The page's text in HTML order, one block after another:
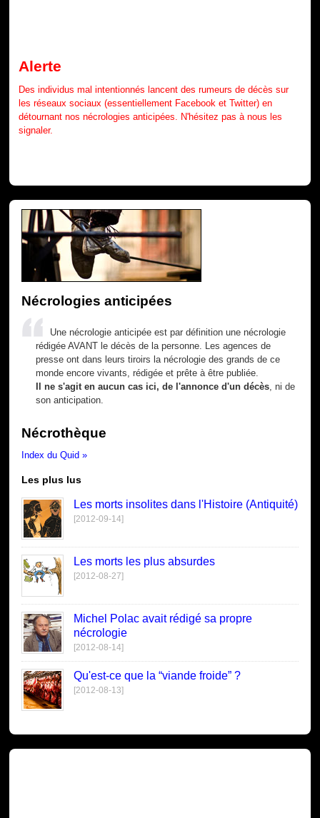
Alerte
Des individus mal intentionnés lancent des rumeurs de décès sur
les réseaux sociaux (essentiellement Facebook et Twitter) en
détournant nos nécrologies anticipées. N'hésitez pas à nous les
signaler.
Nécrologies anticipées
Une nécrologie anticipée est par définition une nécrologie
rédigée AVANT le décès de la personne. Les agences de
presse ont dans leurs tiroirs la nécrologie des grands de ce
monde encore vivants, rédigée et prête à être publiée.
Il ne s'agit en aucun cas ici, de l'annonce d'un décès , ni de
son anticipation.
Nécrothèque
Index du Quid »
Les plus lus
Les morts insolites dans l'Histoire (Antiquité)
[2012-09-14]
Les morts les plus absurdes
[2012-08-27]
Michel Polac avait rédigé sa propre
nécrologie
[2012-08-14]
Qu'est-ce que la “viande froide” ?
[2012-08-13]